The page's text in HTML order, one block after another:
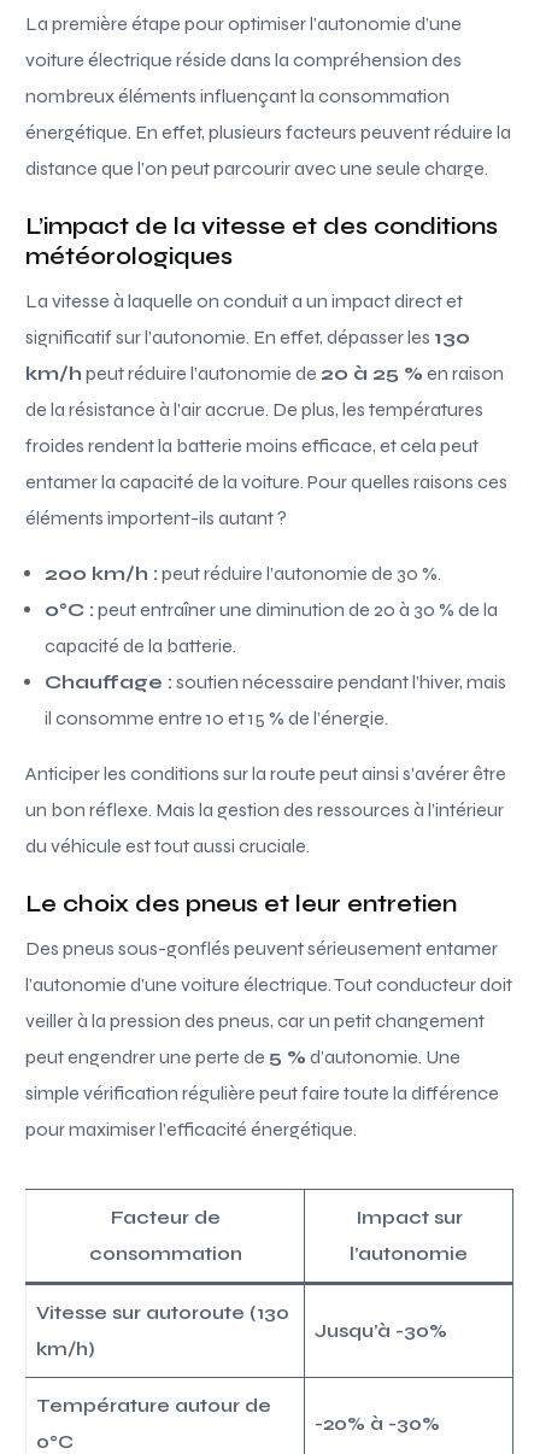
La première étape pour optimiser l’autonomie d’une
voiture électrique réside dans la compréhension des
nombreux éléments influençant la consommation
énergétique. En effet, plusieurs facteurs peuvent réduire la
distance que l’on peut parcourir avec une seule charge.
L’impact de la vitesse et des conditions
météorologiques
La vitesse à laquelle on conduit a un impact direct et
significatif sur l’autonomie. En effet, dépasser les 130
km/h peut réduire l’autonomie de 20 à 25 % en raison
de la résistance à l’air accrue. De plus, les températures
froides rendent la batterie moins efficace, et cela peut
entamer la capacité de la voiture. Pour quelles raisons ces
éléments importent-ils autant ?
200 km/h : peut réduire l’autonomie de 30 %.
0°C : peut entraîner une diminution de 20 à 30 % de la
capacité de la batterie.
Chauffage : soutien nécessaire pendant l’hiver, mais
il consomme entre 10 et 15 % de l’énergie.
Anticiper les conditions sur la route peut ainsi s’avérer être
un bon réflexe. Mais la gestion des ressources à l’intérieur
du véhicule est tout aussi cruciale.
Le choix des pneus et leur entretien
Des pneus sous-gonflés peuvent sérieusement entamer
l’autonomie d’une voiture électrique. Tout conducteur doit
veiller à la pression des pneus, car un petit changement
peut engendrer une perte de 5 % d’autonomie. Une
simple vérification régulière peut faire toute la différence
pour maximiser l’efficacité énergétique.
Facteur de
consommation
Impact sur
l’autonomie
Vitesse sur autoroute (130
km/h)
Jusqu’à -30%
Température autour de
0°C
-20% à -30%